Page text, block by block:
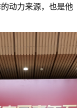
动力来源，也是他